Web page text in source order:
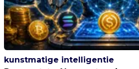
kunstmatige intelligentie